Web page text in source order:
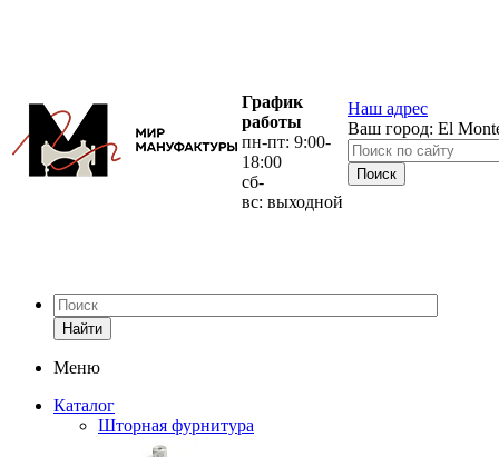
График
работы
пн-пт: 9:00-
18:00
сб-
вс: выходной
Наш адрес
Ваш город: El
Найти
Меню
Каталог
Шторная фурнитура